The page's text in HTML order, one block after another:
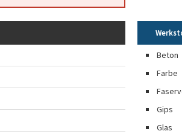
Beton
Farbe
Gips
Glas